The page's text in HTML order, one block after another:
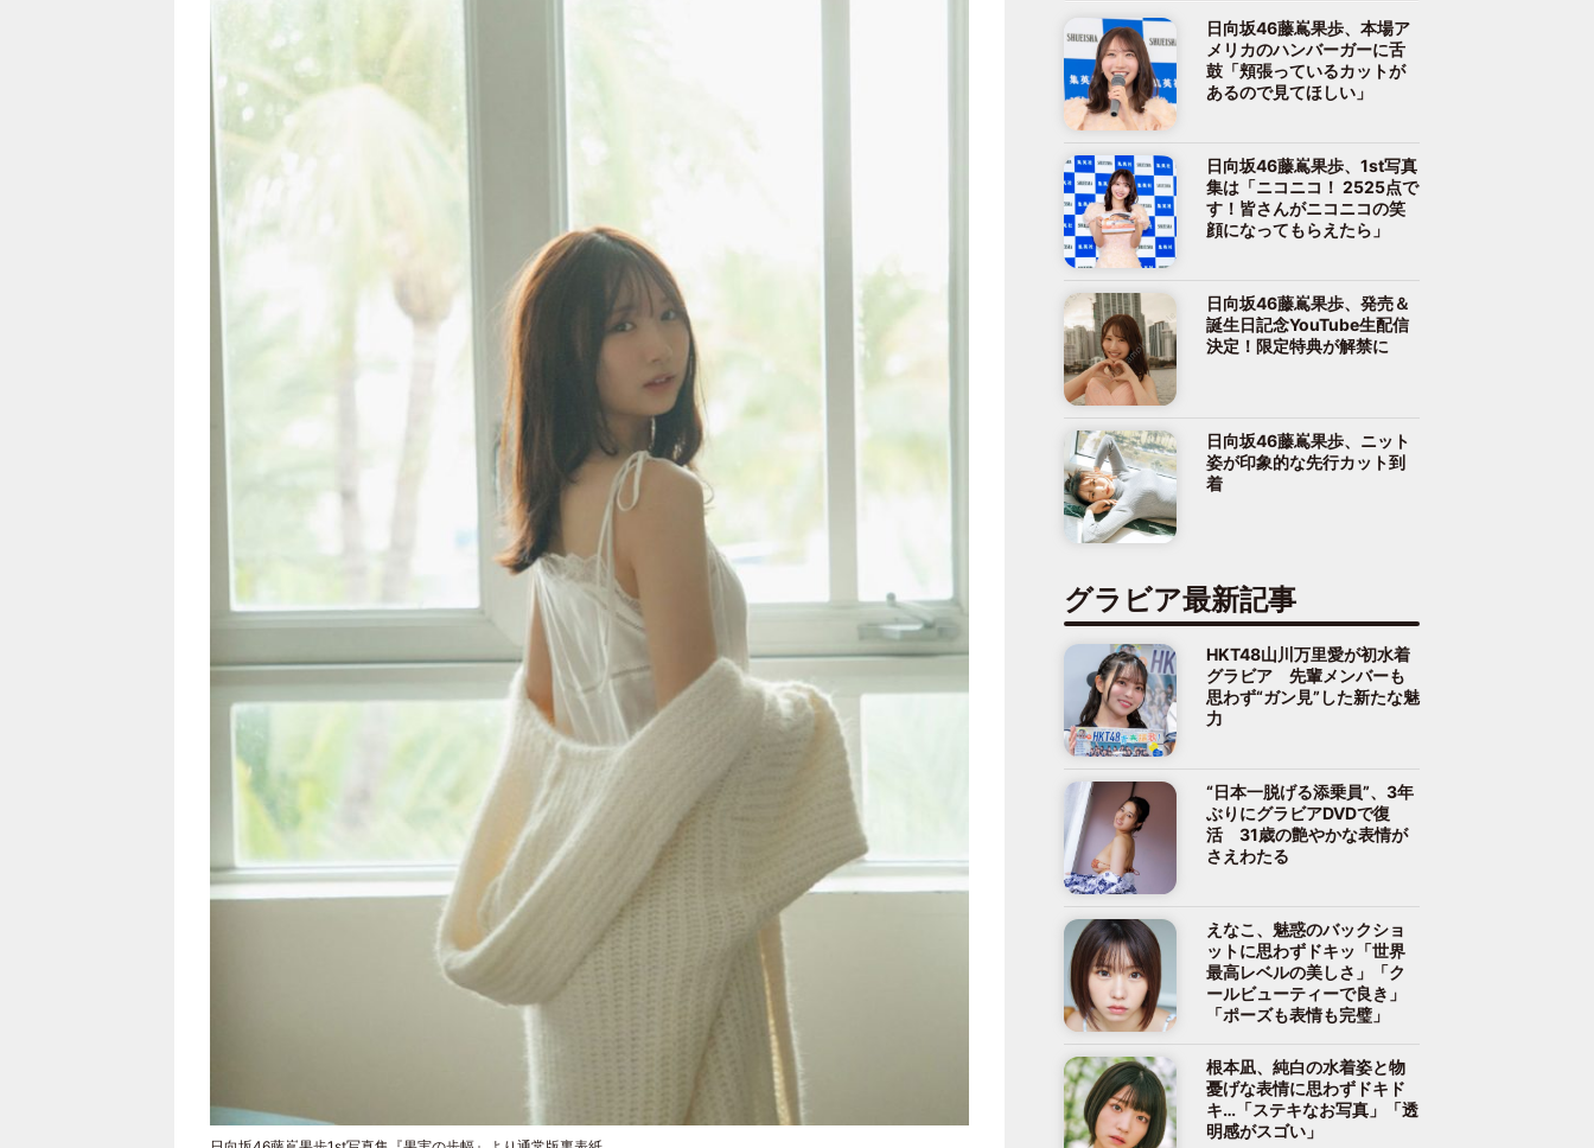
日向坂46藤嶌果歩、本場ア
メリカのハンバーガーに舌
鼓「頬張っているカットが
あるので見てほしい」
日向坂46藤嶌果歩、1st写真
集は「ニコニコ！ 2525点で
す！皆さんがニコニコの笑
顔になってもらえたら」
日向坂46藤嶌果歩、発売＆
誕生日記念YouTube生配信
決定！限定特典が解禁に
日向坂46藤嶌果歩、ニット
姿が印象的な先行カット到
着
グラビア最新記事
HKT48山川万里愛が初水着
グラビア 先輩メンバーも
思わず“ガン見”した新たな魅
力
“日本一脱げる添乗員”、3年
ぶりにグラビアDVDで復
活 31歳の艶やかな表情が
さえわたる
えなこ、魅惑のバックショ
ットに思わずドキッ「世界
最高レベルの美しさ」「ク
ールビューティーで良き」
「ポーズも表情も完璧」
根本凪、純白の水着姿と物
憂げな表情に思わずドキド
キ…「ステキなお写真」「透
明感がスゴい」